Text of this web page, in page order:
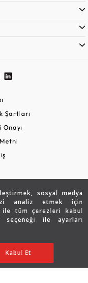
sosyal medya
analiz etmek için
ile tüm çerezleri kabul
seçeneği ile ayarları
Düzenle
Kabul Et
SATIN ALIN
Şartları
sitenin tüm hakları